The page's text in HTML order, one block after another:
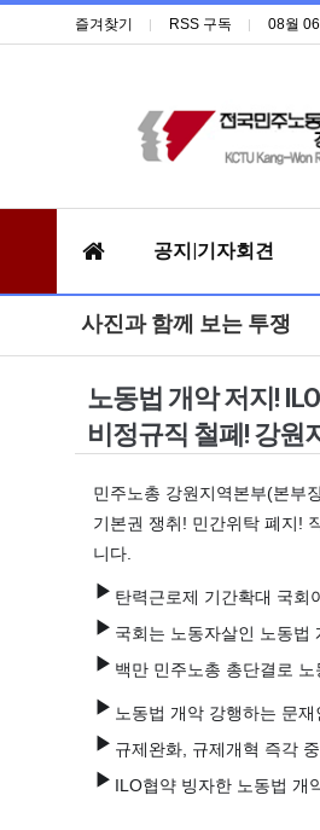
즐겨찾기 RSS 구독 08월
공지|기자회견
사진과 함께 보는 투쟁
노동법 개악 저지!
비정규직 철폐! 강원
민주노총 강원지역본부(본부
기본권 쟁취! 민간위탁 폐지!
니다.
▶ 탄력근로제 기간확대 국회
▶ 국회는 노동자살인 노동법
▶ 백만 민주노총 총단결로
▶ 노동법 개악 강행하는 문
▶ 규제완화, 규제개혁 즉각
▶ ILO협약 빙자한 노동법 개